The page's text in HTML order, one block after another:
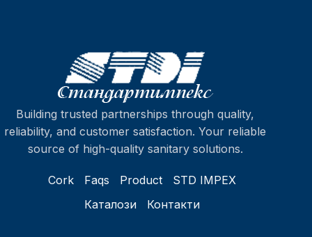
Building trusted partnerships through quality,
reliability, and customer satisfaction. Your reliable
source of high-quality sanitary solutions.
Cork Faqs Product
STD IMPEX
Каталози
Контакти